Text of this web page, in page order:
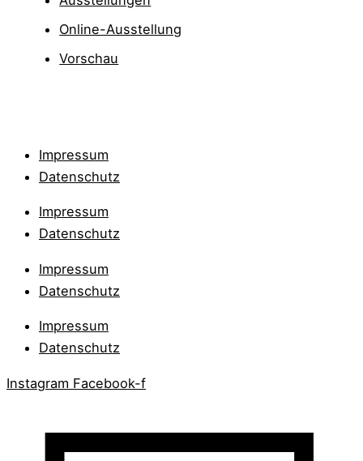
Online-Ausstellung
Vorschau
Impressum
Datenschutz
Impressum
Datenschutz
Impressum
Datenschutz
Impressum
Datenschutz
Instagram Facebook-f